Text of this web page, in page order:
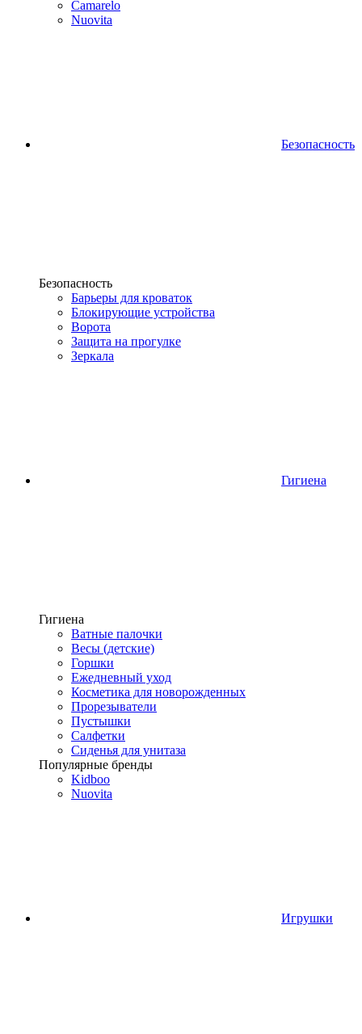
Camarelo
Nuovita
Безопасность
Безопасность
Барьеры для кроваток
Блокирующие устройства
Ворота
Защита на прогулке
Зеркала
Гигиена
Гигиена
Ватные палочки
Весы (детские)
Горшки
Ежедневный уход
Косметика для новорожденных
Прорезыватели
Пустышки
Салфетки
Сиденья для унитаза
Популярные бренды
Kidboo
Nuovita
Игрушки